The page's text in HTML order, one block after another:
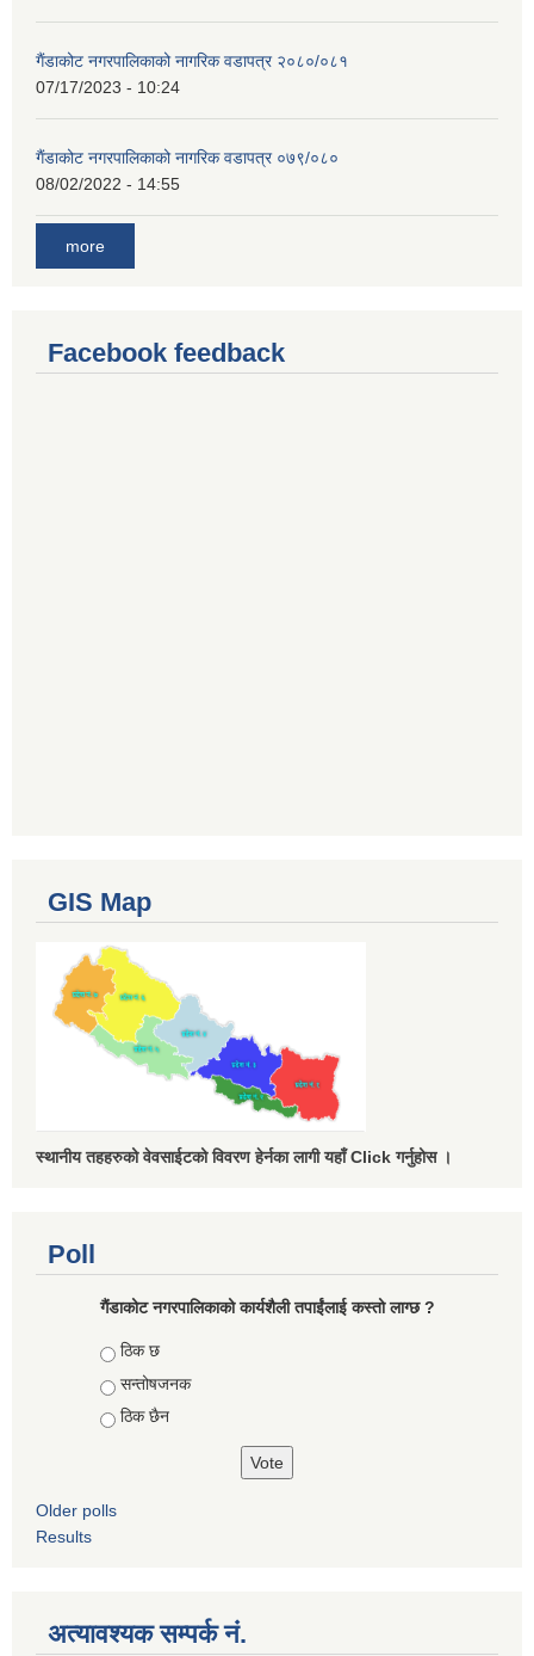
गैंडाकोट नगरपालिकाको नागरिक वडापत्र २०८०/०८१
07/17/2023 - 10:24
गैंडाकोट नगरपालिकाको नागरिक वडापत्र ०७९/०८०
08/02/2022 - 14:55
more
Facebook feedback
GIS Map
स्थानीय तहहरुको वेवसाईटको विवरण हेर्नका लागी यहाँ Click गर्नुहोस ।
Poll
गैंडाकोट नगरपालिकाको कार्यशैली तपाईंलाई कस्तो लाग्छ ?
Choices
ठिक छ
सन्तोषजनक
ठिक छैन
Older polls
Results
अत्यावश्यक सम्पर्क नं.